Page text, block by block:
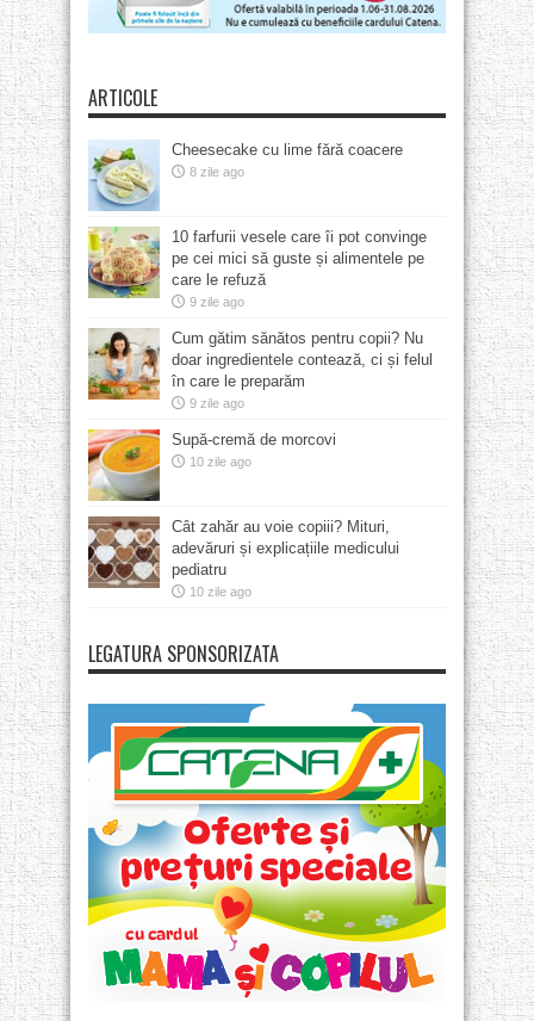
ARTICOLE
Cheesecake cu lime fără coacere
8 zile ago
10 farfurii vesele care îi pot convinge
pe cei mici să guste și alimentele pe
care le refuză
9 zile ago
Cum gătim sănătos pentru copii? Nu
doar ingredientele contează, ci și felul
în care le preparăm
9 zile ago
Supă-cremă de morcovi
10 zile ago
Cât zahăr au voie copiii? Mituri,
adevăruri și explicațiile medicului
pediatru
10 zile ago
LEGATURA SPONSORIZATA